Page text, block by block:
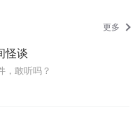
更多
怪谈
，敢听吗？